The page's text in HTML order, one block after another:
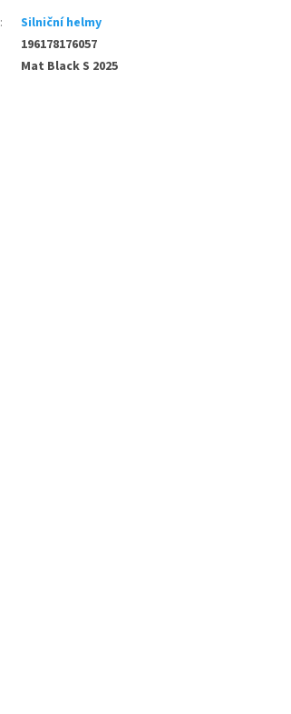
:
Silniční helmy
196178176057
Mat Black S 2025